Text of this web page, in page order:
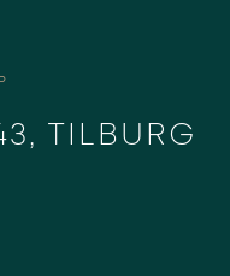
TILBURG